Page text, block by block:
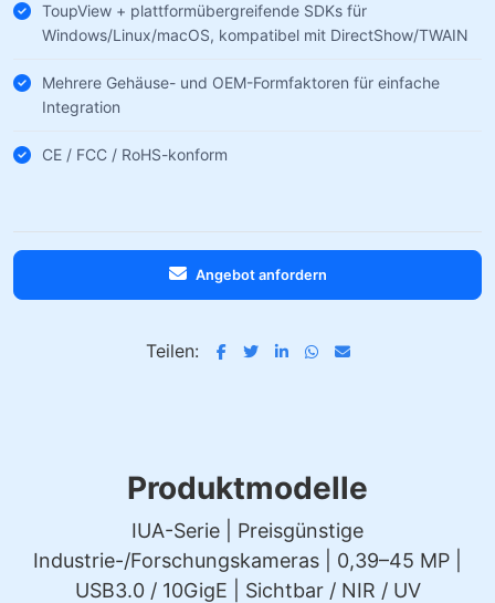
ToupView + plattformübergreifende SDKs für
Windows/Linux/macOS, kompatibel mit DirectShow/TWAIN
Mehrere Gehäuse- und OEM-Formfaktoren für einfache
Integration
CE / FCC / RoHS-konform
Angebot anfordern
Teilen:
Produktmodelle
IUA-Serie | Preisgünstige
Industrie-/Forschungskameras | 0,39–45 MP |
USB3.0 / 10GigE | Sichtbar / NIR / UV